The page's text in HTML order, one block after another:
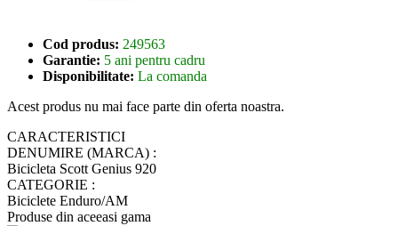
Cod produs: 249563
Garantie: 5 ani pentru cadru
Disponibilitate: La comanda
Acest produs nu mai face parte din oferta noastra.
CARACTERISTICI
DENUMIRE (MARCA) :
Bicicleta Scott Genius 920
CATEGORIE :
Biciclete Enduro/AM
Produse din aceeasi gama